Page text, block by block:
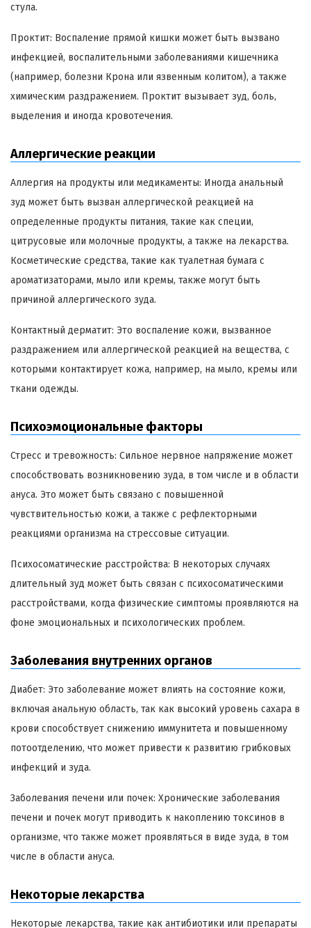
стула.
Проктит: Воспаление прямой кишки может быть вызвано
инфекцией, воспалительными заболеваниями кишечника
(например, болезни Крона или язвенным колитом), а также
химическим раздражением. Проктит вызывает зуд, боль,
выделения и иногда кровотечения.
Аллергические реакции
Аллергия на продукты или медикаменты: Иногда анальный
зуд может быть вызван аллергической реакцией на
определенные продукты питания, такие как специи,
цитрусовые или молочные продукты, а также на лекарства.
Косметические средства, такие как туалетная бумага с
ароматизаторами, мыло или кремы, также могут быть
причиной аллергического зуда.
Контактный дерматит: Это воспаление кожи, вызванное
раздражением или аллергической реакцией на вещества, с
которыми контактирует кожа, например, на мыло, кремы или
ткани одежды.
Психоэмоциональные факторы
Стресс и тревожность: Сильное нервное напряжение может
способствовать возникновению зуда, в том числе и в области
ануса. Это может быть связано с повышенной
чувствительностью кожи, а также с рефлекторными
реакциями организма на стрессовые ситуации.
Психосоматические расстройства: В некоторых случаях
длительный зуд может быть связан с психосоматическими
расстройствами, когда физические симптомы проявляются на
фоне эмоциональных и психологических проблем.
Заболевания внутренних органов
Диабет: Это заболевание может влиять на состояние кожи,
включая анальную область, так как высокий уровень сахара в
крови способствует снижению иммунитета и повышенному
потоотделению, что может привести к развитию грибковых
инфекций и зуда.
Заболевания печени или почек: Хронические заболевания
печени и почек могут приводить к накоплению токсинов в
организме, что также может проявляться в виде зуда, в том
числе в области ануса.
Некоторые лекарства
Некоторые лекарства, такие как антибиотики или препараты